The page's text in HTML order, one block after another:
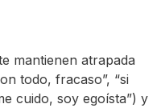
mantienen atrapada
todo, fracaso”, “si
cuido, soy egoísta”) y